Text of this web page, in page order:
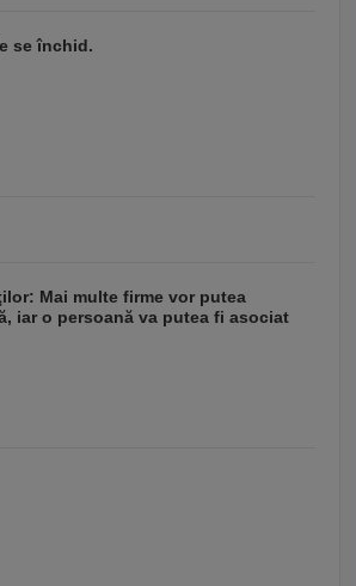
se închid.
Mai multe firme vor putea
iar o persoană va putea fi asociat